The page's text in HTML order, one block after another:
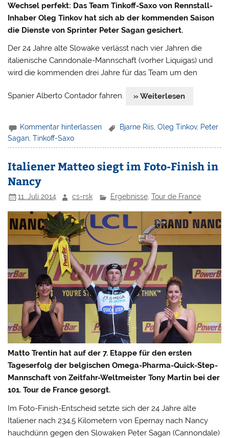
Wechsel perfekt: Das Team Tinkoff-Saxo von Rennstall-
Inhaber Oleg Tinkov hat sich ab der kommenden Saison
die Dienste von Sprinter Peter Sagan gesichert.
Der 24 Jahre alte Slowake verlässt nach vier Jahren die
italienische Canndonale-Mannschaft (vorher Liquigas) und
wird die kommenden drei Jahre für das Team um den
Spanier Alberto Contador fahren. » Weiterlesen
Kommentar hinterlassen Bjarne Riis,Oleg Tinkov, Peter
Sagan ,Tinkoff-Saxo
Italiener Matteo siegt im Foto-Finish in
Nancy
11. Juli 2014 cs-rsk Ergebnisse, Tour de France
Matto Trentin hat auf der 7. Etappe für den ersten
Tageserfolg der belgischen Omega-Pharma-Quick-Step-
Mannschaft von Zeitfahr-Weltmeister Tony Martin bei der
101. Tour de France gesorgt.
Im Foto-Finish-Entscheid setzte sich der 24 Jahre alte
Italiener nach 234,5 Kilometern von Epernay nach Nancy
hauchdünn gegen den Slowaken Peter Sagan (Cannondale)